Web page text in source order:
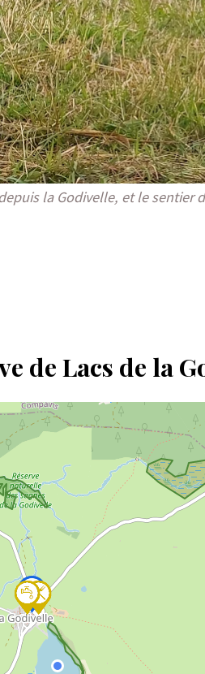
la Godivelle, et le sentier
de Lacs de la